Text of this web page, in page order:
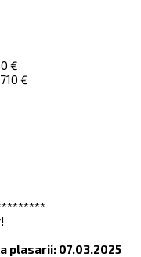
€
€
plasarii: 07.03.2025